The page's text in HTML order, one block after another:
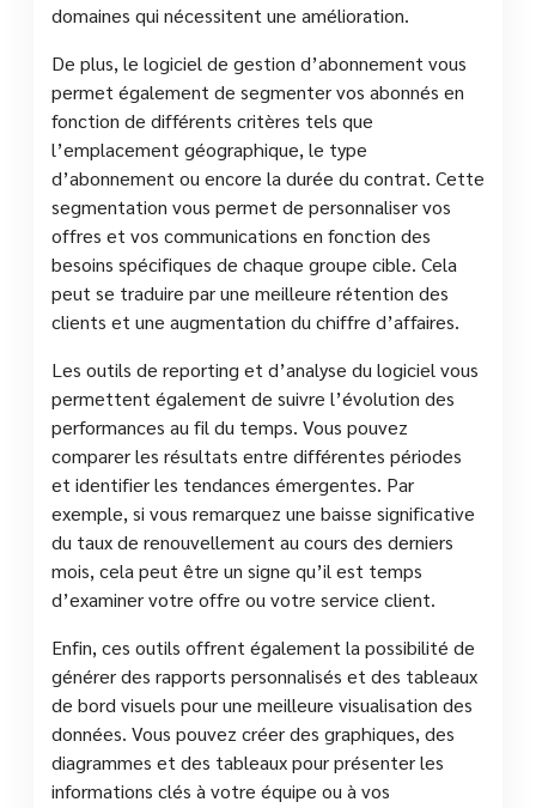
domaines qui nécessitent une amélioration.
De plus, le logiciel de gestion d’abonnement vous
permet également de segmenter vos abonnés en
fonction de différents critères tels que
l’emplacement géographique, le type
d’abonnement ou encore la durée du contrat. Cette
segmentation vous permet de personnaliser vos
offres et vos communications en fonction des
besoins spécifiques de chaque groupe cible. Cela
peut se traduire par une meilleure rétention des
clients et une augmentation du chiffre d’affaires.
Les outils de reporting et d’analyse du logiciel vous
permettent également de suivre l’évolution des
performances au fil du temps. Vous pouvez
comparer les résultats entre différentes périodes
et identifier les tendances émergentes. Par
exemple, si vous remarquez une baisse significative
du taux de renouvellement au cours des derniers
mois, cela peut être un signe qu’il est temps
d’examiner votre offre ou votre service client.
Enfin, ces outils offrent également la possibilité de
générer des rapports personnalisés et des tableaux
de bord visuels pour une meilleure visualisation des
données. Vous pouvez créer des graphiques, des
diagrammes et des tableaux pour présenter les
informations clés à votre équipe ou à vos